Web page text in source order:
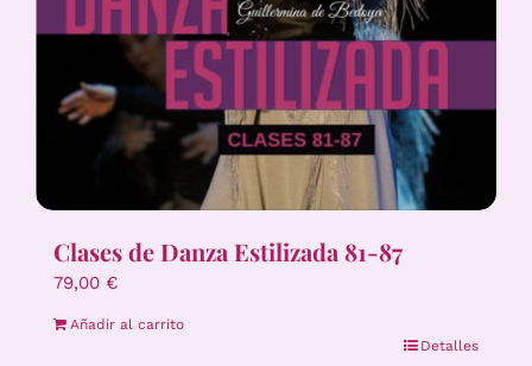
Clases de Danza Estilizada 81-87
79,00 €
Añadir al carrito
Detalles